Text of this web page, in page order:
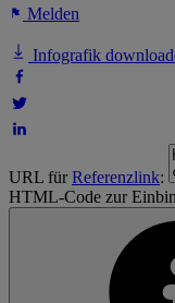
Melden
Infografik
URL fürReferenzlink:
HTML-Code zur